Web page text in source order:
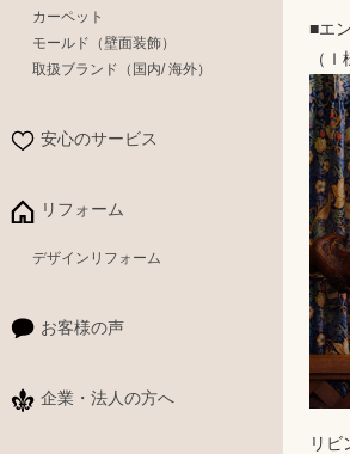
■エ
（
リビ
カーペット
モールド（壁面装飾）
取扱ブランド（国内/ 海外）
安心のサービス
リフォーム
デザインリフォーム
お客様の声
企業・法人の方へ